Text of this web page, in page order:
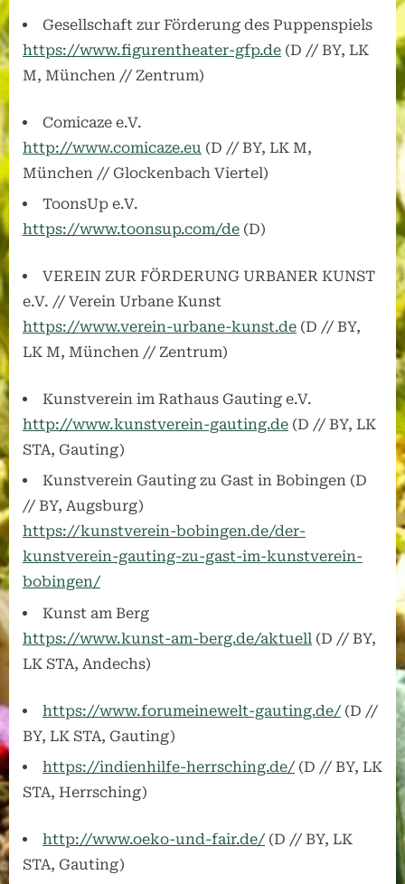
Gesellschaft zur Förderung des Puppenspiels
https://www.figurentheater-gfp.de (D // BY, LK
M, München // Zentrum)
Comicaze e.V.
http://www.comicaze.eu (D // BY, LK M,
München // Glockenbach Viertel)
ToonsUp e.V.
https://www.toonsup.com/de (D)
VEREIN ZUR FÖRDERUNG URBANER KUNST
e.V. // Verein Urbane Kunst
https://www.verein-urbane-kunst.de (D // BY,
LK M, München // Zentrum)
Kunstverein im Rathaus Gauting e.V.
http://www.kunstverein-gauting.de (D // BY, LK
STA, Gauting)
Kunstverein Gauting zu Gast in Bobingen (D
// BY, Augsburg)
https://kunstverein-bobingen.de/der-
kunstverein-gauting-zu-gast-im-kunstverein-
bobingen/
Kunst am Berg
https://www.kunst-am-berg.de/aktuell (D // BY,
LK STA, Andechs)
https://www.forumeinewelt-gauting.de/ (D //
BY, LK STA, Gauting)
https://indienhilfe-herrsching.de/ (D // BY, LK
STA, Herrsching)
http://www.oeko-und-fair.de/ (D // BY, LK
STA, Gauting)